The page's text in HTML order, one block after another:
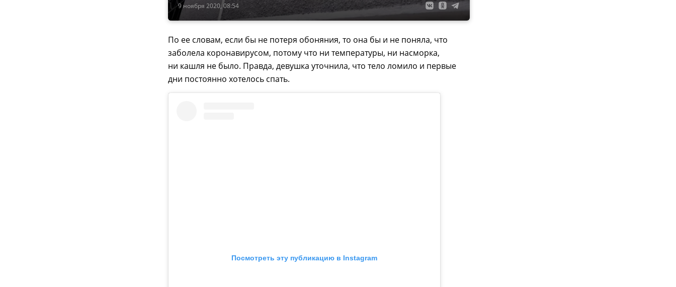
9 ноября 2020, 08:54
По ее словам, если бы не потеря обоняния, то она бы и не поняла, что
заболела коронавирусом, потому что ни температуры, ни насморка,
ни кашля не было. Правда, девушка уточнила, что тело ломило и первые
дни постоянно хотелось спать.
Посмотреть эту публикацию в Instagram